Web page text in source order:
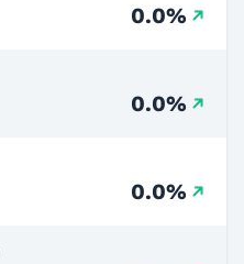
0.0%
0.0%
0.0%